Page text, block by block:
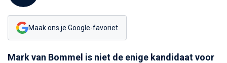
Maak ons je Google-favoriet
Mark van Bommel is niet de enige kandidaat voor